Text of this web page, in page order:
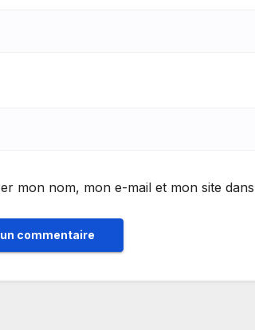
mon nom, mon e-mail et mon site